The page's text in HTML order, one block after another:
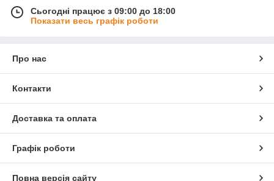
Сьогодні працює з 09:00 до 18:00
Показати весь графік роботи
Про нас
Контакти
Доставка та оплата
Графік роботи
Повна версія сайту